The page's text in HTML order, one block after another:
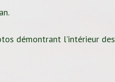
démontrant l’intérieur des